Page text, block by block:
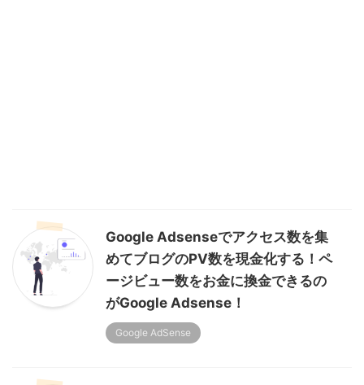
Google Adsenseでアクセス数を集
めてブログのPV数を現金化する！ペ
ージビュー数をお金に換金できるの
がGoogle Adsense！
Google AdSense